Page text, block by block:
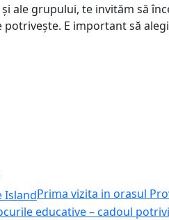
ale grupului, te invităm să
potrivește. E important să alegi
Prima vizita in orasul
educative – cadoul